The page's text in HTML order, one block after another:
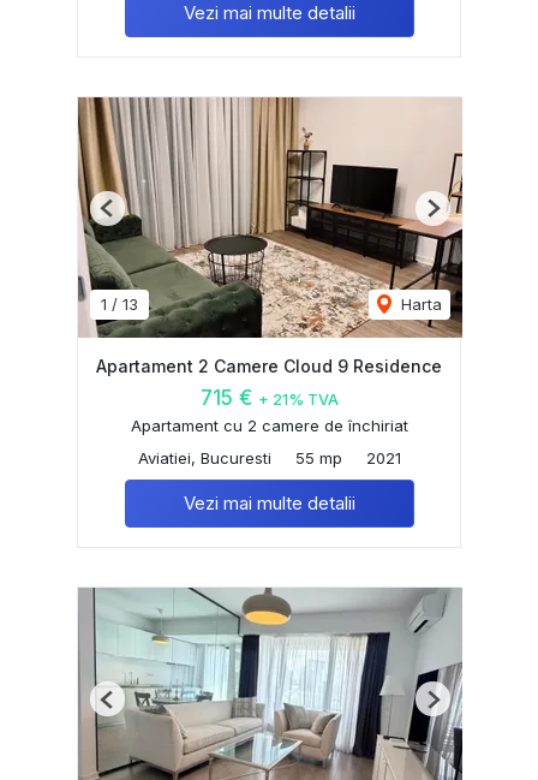
Vezi mai multe detalii
1 / 13 Harta
Previous Next
Apartament 2 Camere Cloud 9 Residence
715 € + 21% TVA
Apartament cu 2 camere de închiriat
Aviatiei, Bucuresti
55 mp 2021
Vezi mai multe detalii
Previous Next